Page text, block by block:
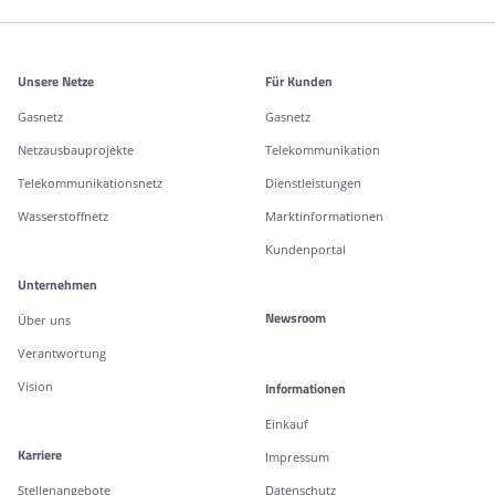
Weitere Informationen
Unsere Netze
Gasnetz
Netzausbauprojekte
Telekommunikationsnetz
Wasserstoffnetz
Für Kunden
Gasnetz
Telekommunikation
Dienstleistungen
Marktinformationen
Kundenportal
Unternehmen
Über uns
Verantwortung
Vision
Karriere
Stellenangebote
Newsroom
Informationen
Einkauf
Impressum
Datenschutz